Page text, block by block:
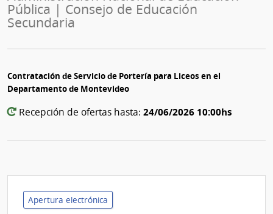
Pública | Consejo de Educación
Secundaria
Contratación de Servicio de Portería para Liceos en el
Departamento de Montevideo
Recepción de ofertas hasta: 24/06/2026 10:00hs
Apertura electrónica